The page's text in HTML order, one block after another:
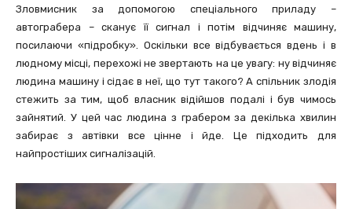
Зловмисник за допомогою спеціального приладу –
автограбера – сканує її сигнал і потім відчиняє машину,
посилаючи «підробку». Оскільки все відбувається вдень і в
людному місці, перехожі не звертають на це увагу: ну відчиняє
людина машину і сідає в неї, що тут такого? А спільник злодія
стежить за тим, щоб власник відійшов подалі і був чимось
зайнятий. У цей час людина з грабером за декілька хвилин
забирає з автівки все цінне і йде. Це підходить для
найпростіших сигналізацій.